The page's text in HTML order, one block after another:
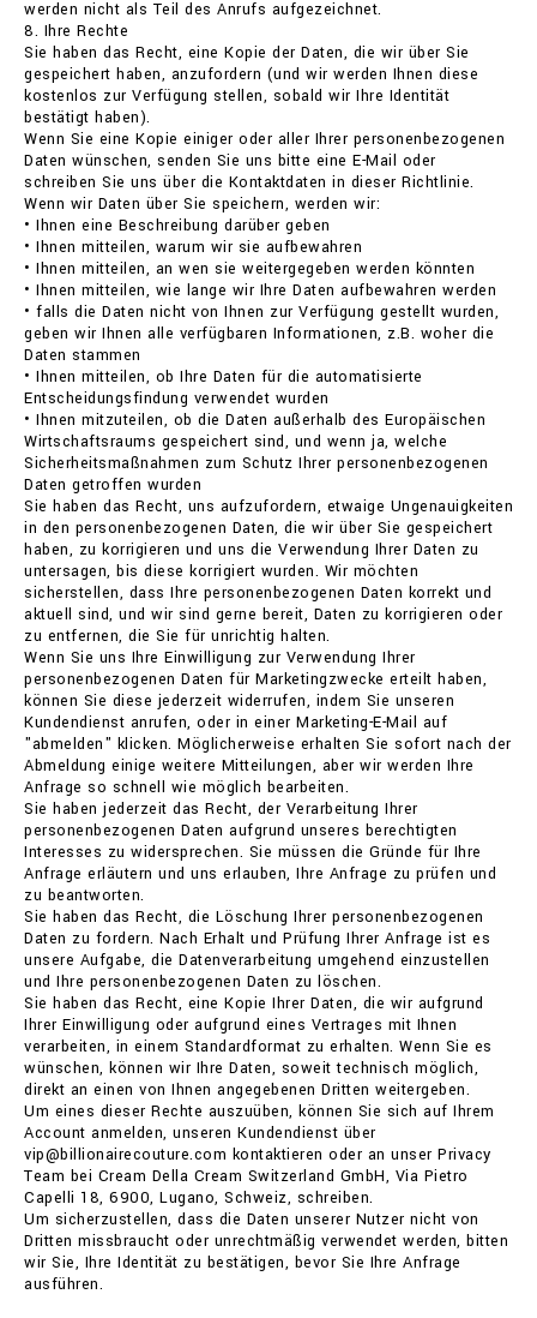
werden nicht als Teil des Anrufs aufgezeichnet.
8. Ihre Rechte
Sie haben das Recht, eine Kopie der Daten, die wir über Sie
gespeichert haben, anzufordern (und wir werden Ihnen diese
kostenlos zur Verfügung stellen, sobald wir Ihre Identität
bestätigt haben).
Wenn Sie eine Kopie einiger oder aller Ihrer personenbezogenen
Daten wünschen, senden Sie uns bitte eine E-Mail oder
schreiben Sie uns über die Kontaktdaten in dieser Richtlinie.
Wenn wir Daten über Sie speichern, werden wir:
• Ihnen eine Beschreibung darüber geben
• Ihnen mitteilen, warum wir sie aufbewahren
• Ihnen mitteilen, an wen sie weitergegeben werden könnten
• Ihnen mitteilen, wie lange wir Ihre Daten aufbewahren werden
• falls die Daten nicht von Ihnen zur Verfügung gestellt wurden,
geben wir Ihnen alle verfügbaren Informationen, z.B. woher die
Daten stammen
• Ihnen mitteilen, ob Ihre Daten für die automatisierte
Entscheidungsfindung verwendet wurden
• Ihnen mitzuteilen, ob die Daten außerhalb des Europäischen
Wirtschaftsraums gespeichert sind, und wenn ja, welche
Sicherheitsmaßnahmen zum Schutz Ihrer personenbezogenen
Daten getroffen wurden
Sie haben das Recht, uns aufzufordern, etwaige Ungenauigkeiten
in den personenbezogenen Daten, die wir über Sie gespeichert
haben, zu korrigieren und uns die Verwendung Ihrer Daten zu
untersagen, bis diese korrigiert wurden. Wir möchten
sicherstellen, dass Ihre personenbezogenen Daten korrekt und
aktuell sind, und wir sind gerne bereit, Daten zu korrigieren oder
zu entfernen, die Sie für unrichtig halten.
Wenn Sie uns Ihre Einwilligung zur Verwendung Ihrer
personenbezogenen Daten für Marketingzwecke erteilt haben,
können Sie diese jederzeit widerrufen, indem Sie unseren
Kundendienst anrufen, oder in einer Marketing-E-Mail auf
"abmelden" klicken. Möglicherweise erhalten Sie sofort nach der
Abmeldung einige weitere Mitteilungen, aber wir werden Ihre
Anfrage so schnell wie möglich bearbeiten.
Sie haben jederzeit das Recht, der Verarbeitung Ihrer
personenbezogenen Daten aufgrund unseres berechtigten
Interesses zu widersprechen. Sie müssen die Gründe für Ihre
Anfrage erläutern und uns erlauben, Ihre Anfrage zu prüfen und
zu beantworten.
Sie haben das Recht, die Löschung Ihrer personenbezogenen
Daten zu fordern. Nach Erhalt und Prüfung Ihrer Anfrage ist es
unsere Aufgabe, die Datenverarbeitung umgehend einzustellen
und Ihre personenbezogenen Daten zu löschen.
Sie haben das Recht, eine Kopie Ihrer Daten, die wir aufgrund
Ihrer Einwilligung oder aufgrund eines Vertrages mit Ihnen
verarbeiten, in einem Standardformat zu erhalten. Wenn Sie es
wünschen, können wir Ihre Daten, soweit technisch möglich,
direkt an einen von Ihnen angegebenen Dritten weitergeben.
Um eines dieser Rechte auszuüben, können Sie sich auf Ihrem
Account anmelden, unseren Kundendienst über
vip@billionairecouture.com kontaktieren oder an unser Privacy
Team bei Cream Della Cream Switzerland GmbH, Via Pietro
Capelli 18, 6900, Lugano, Schweiz, schreiben.
Um sicherzustellen, dass die Daten unserer Nutzer nicht von
Dritten missbraucht oder unrechtmäßig verwendet werden, bitten
wir Sie, Ihre Identität zu bestätigen, bevor Sie Ihre Anfrage
ausführen.